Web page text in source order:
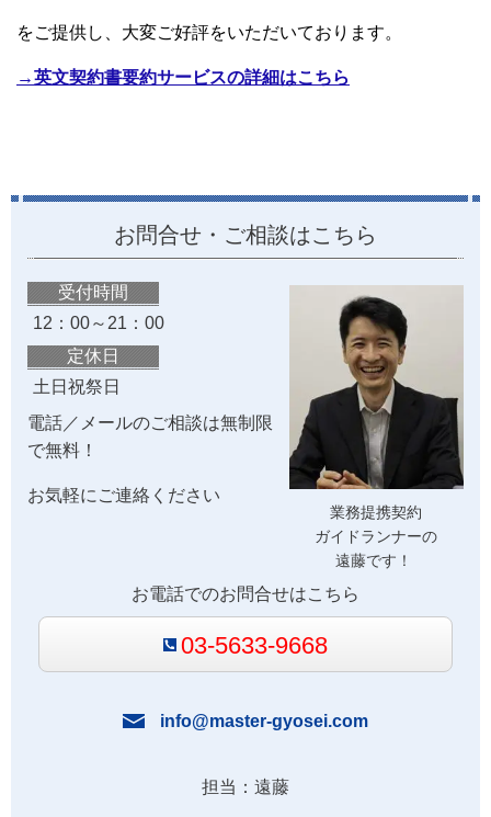
をご提供し、大変ご好評をいただいております。
→英文契約書要約サービスの詳細はこちら
お問合せ・ご相談はこちら
業務提携契約
ガイドランナーの
遠藤です！
受付時間
12：00～21：00
定休日
土日祝祭日
電話／メールのご相談は無制限
で無料！
お気軽にご連絡ください
お電話でのお問合せはこちら
03-5633-9668
info@master-gyosei.com
担当：遠藤